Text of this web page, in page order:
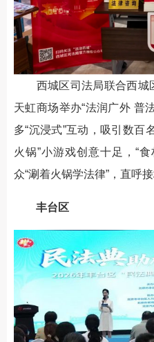
西城区司法局联合西城
天虹商场举办“法润广外 普
多“沉浸式”互动，吸引数百
火锅”小游戏创意十足，“
众“涮着火锅学法律”，直呼接
丰台区